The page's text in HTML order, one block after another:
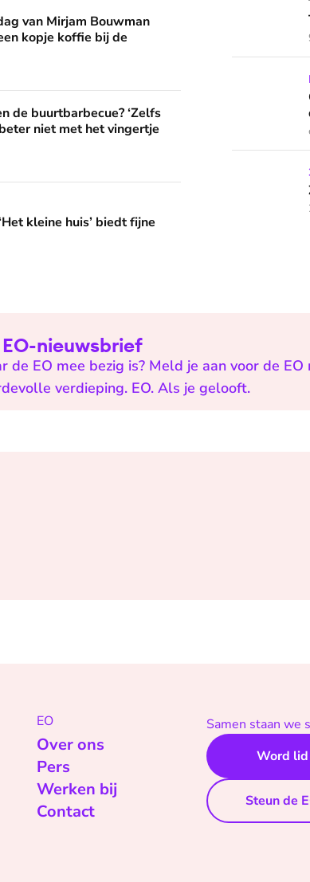
van Mirjam Bouwman
kopje koffie bij de
‘Zelfs als buren vloeken, kun je beter niet
de buurtbarbecue? ‘Zelfs
niet met het vingertje
biedt fijne huifkarromantiek
kleine huis’ biedt fijne
Op zoek
nieuwsbrief
EO mee bezig is? Meld je aan voor de
verdieping. EO. Als je gelooft.
EO
Over ons
Pers
Werken bij
Contact
Samen staan we
Word lid
Steun de